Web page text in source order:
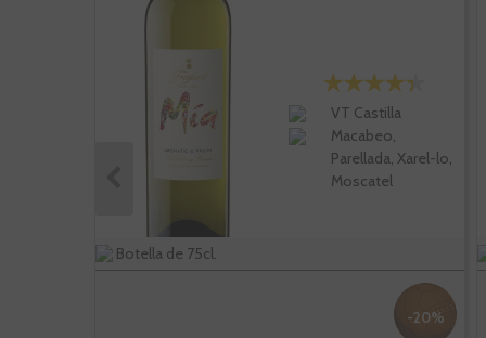
VT Castilla
Macabeo,
Parellada, Xarel-lo,
Moscatel
Botella de 75cl.
-20%